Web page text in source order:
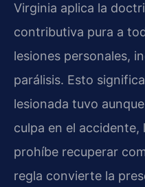
Virginia aplica la
contributiva pura a
lesiones personales,
parálisis. Esto
lesionada tuvo
culpa en el accidente,
prohíbe recuperar
regla convierte la